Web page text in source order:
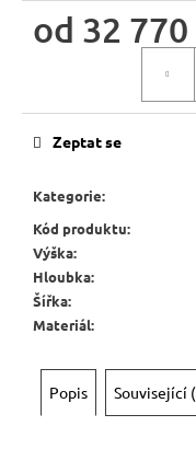
od 32 770
Kategorie:
Kód produktu:
Výška:
Hloubka:
Šířka:
Materiál:
Zeptat se
Popis Související
m
ŽIDLE
MEXICANA
403
Kč
Původně:
670
Kč